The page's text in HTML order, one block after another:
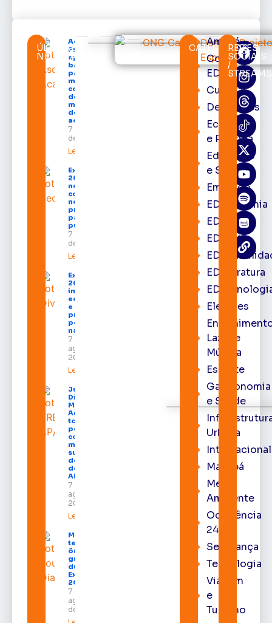
ÚLTIMAS
NOTÍCIAS
Acácio
Favacho
apresenta
balanço
parcial do
mandato
com mais
de R$ 668
milhões
destinados
ao Amapá
7 de agosto
de 2026
Leia mais »
Expofeira
2026 começa
neste sábado
com shows,
negócios e
programação
para todos os
públicos
7 de agosto
de 2026
Leia mais »
Expofeira
2026
impulsiona
economia
e aumenta
procura
por hotéis
na capital
7 de
agosto de
2026
Leia mais »
Juiz
Diego
Moura de
Araújo
toma
posse
como
membro
substituto
do Pleno
do TRE-
AP
7 de
agosto de
2026
Leia mais »
Macapá
terá
ônibus
gratuitos
durante a
Expofeira
2026
7 de
agosto
de 2026
CATEGORIAS
Amapá
Cortes
EDcast
Cultura
Destaques
Economia
e Política
Educação
e Saúde
Emprego
EDacademia
EDbrasília
EDcast
EDliteratura
Eleições
Lazer e
Música
Esporte
Gastronomia
e Saúde
Urbana
Internacional
Macapá
Meio
Ambiente
Ocorrência
24h
Segurança
Tecnologia
Viagem
e
Turismo
REDES
SOCIAIS
/
STREAMS